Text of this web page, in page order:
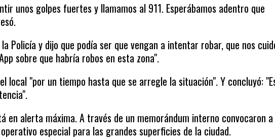
unos golpes fuertes y llamamos al 911. Esperábamos adentro que
Policía y dijo que podía ser que vengan a intentar robar, que nos
sobre que habría robos en esta zona".
local "por un tiempo hasta que se arregle la situación". Y concluyó:
en alerta máxima. A través de un memorándum interno convocaron
especial para las grandes superficies de la ciudad.